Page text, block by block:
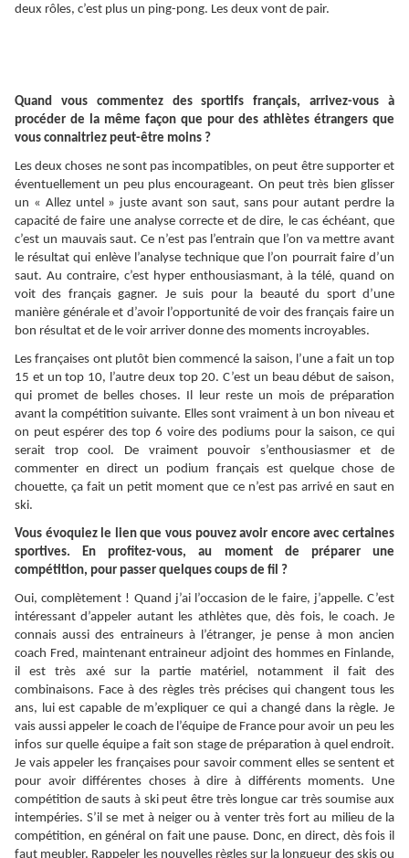
deux rôles, c’est plus un ping-pong. Les deux vont de pair.
Quand vous commentez des sportifs français, arrivez-vous à
procéder de la même façon que pour des athlètes étrangers que
vous connaitriez peut-être moins ?
Les deux choses ne sont pas incompatibles, on peut être supporter et
éventuellement un peu plus encourageant. On peut très bien glisser
un « Allez untel » juste avant son saut, sans pour autant perdre la
capacité de faire une analyse correcte et de dire, le cas échéant, que
c’est un mauvais saut. Ce n’est pas l’entrain que l’on va mettre avant
le résultat qui enlève l’analyse technique que l’on pourrait faire d’un
saut. Au contraire, c’est hyper enthousiasmant, à la télé, quand on
voit des français gagner. Je suis pour la beauté du sport d’une
manière générale et d’avoir l’opportunité de voir des français faire un
bon résultat et de le voir arriver donne des moments incroyables.
Les françaises ont plutôt bien commencé la saison, l’une a fait un top
15 et un top 10, l’autre deux top 20. C’est un beau début de saison,
qui promet de belles choses. Il leur reste un mois de préparation
avant la compétition suivante. Elles sont vraiment à un bon niveau et
on peut espérer des top 6 voire des podiums pour la saison, ce qui
serait trop cool. De vraiment pouvoir s’enthousiasmer et de
commenter en direct un podium français est quelque chose de
chouette, ça fait un petit moment que ce n’est pas arrivé en saut en
ski.
Vous évoquiez le lien que vous pouvez avoir encore avec certaines
sportives. En profitez-vous, au moment de préparer une
compétition, pour passer quelques coups de fil ?
Oui, complètement ! Quand j’ai l’occasion de le faire, j’appelle. C’est
intéressant d’appeler autant les athlètes que, dès fois, le coach. Je
connais aussi des entraineurs à l’étranger, je pense à mon ancien
coach Fred, maintenant entraineur adjoint des hommes en Finlande,
il est très axé sur la partie matériel, notamment il fait des
combinaisons. Face à des règles très précises qui changent tous les
ans, lui est capable de m’expliquer ce qui a changé dans la règle. Je
vais aussi appeler le coach de l’équipe de France pour avoir un peu les
infos sur quelle équipe a fait son stage de préparation à quel endroit.
Je vais appeler les françaises pour savoir comment elles se sentent et
pour avoir différentes choses à dire à différents moments. Une
compétition de sauts à ski peut être très longue car très soumise aux
intempéries. S’il se met à neiger ou à venter très fort au milieu de la
compétition, en général on fait une pause. Donc, en direct, dès fois il
faut meubler. Rappeler les nouvelles règles sur la longueur des skis ou